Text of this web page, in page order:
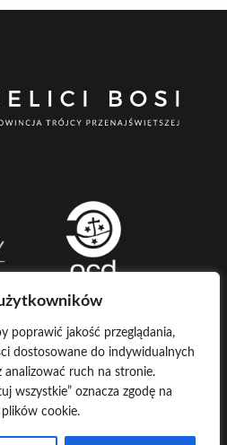
poprawić jakość przeglądania,
dostosowane do indywidualnych
ruch na stronie.
wszystkie” oznacza zgodę na
cookie.
KARMELICI BOSI LOG IN
POCZTA